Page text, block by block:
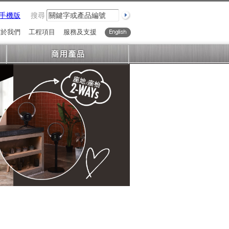
機版 搜尋
服務及支援
工程項目
我們